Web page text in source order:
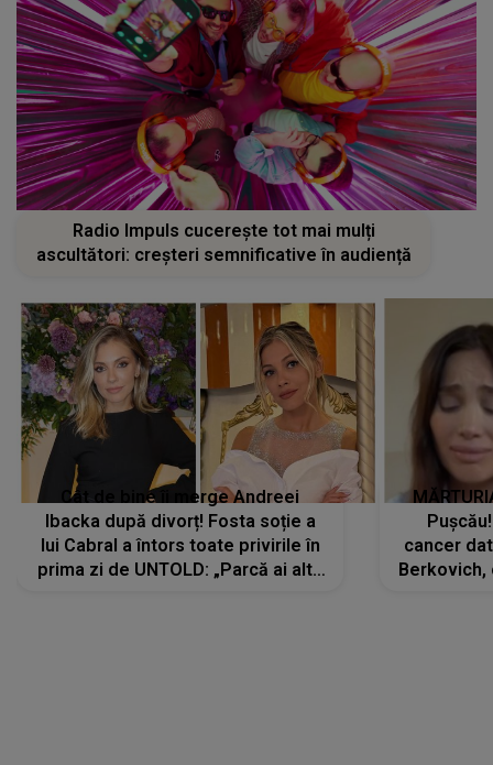
Radio Impuls cucerește tot mai mulți
ascultători: creșteri semnificative în audiență
Cât de bine îi merge Andreei
Ibacka după divorț! Fosta soție a
lui Cabral a întors toate privirile în
prima zi de UNTOLD: „Parcă ai altă
cancer